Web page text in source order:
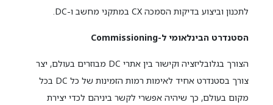
לתכנון וביצוע בדיקות הסמכה CX במתקני מחשב ו-DC.
הסטנדרט הבינלאומי ל-Commissioning
הצורך בגלובליזציה וקישור בין אתרי DC מבוזרים בעולם, יצר
צורך בסטנדרט אחיד לאימות רמות הזמינות של כל DC בכל
מקום בעולם, כך שיהיה אפשרי לקשר ביניהם לכדי יצירת